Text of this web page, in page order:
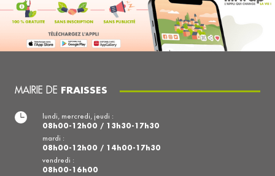
MAIRIE DE FRAISSES
lundi, mercredi, jeudi :
08h00-12h00 / 13h30-17h30
mardi :
08h00-12h00 / 14h00-17h30
vendredi :
08h00-16h00